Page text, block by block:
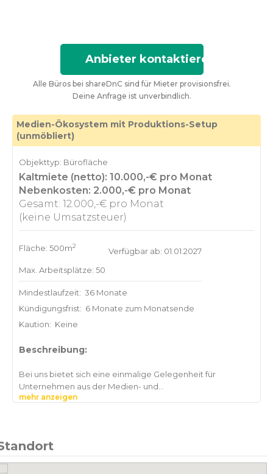
Anbieter kontaktieren
Alle Büros bei shareDnC sind für Mieter provisionsfrei.
Deine Anfrage ist unverbindlich.
Medien-Ökosystem mit Produktions-Setup
(unmöbliert)
Objekttyp: Bürofläche
Kaltmiete (netto): 10.000,-€ pro Monat
Nebenkosten: 2.000,-€ pro Monat
Gesamt: 12.000,-€ pro Monat
(keine Umsatzsteuer)
Fläche: 500m2
Max. Arbeitsplätze: 50
Verfügbar ab: 01.01.2027
Mindestlaufzeit: 36 Monate
Kündigungsfrist: 6 Monate zum Monatsende
Kaution: Keine
Beschreibung:
Bei uns bietet sich eine einmalige Gelegenheit für
Unternehmen aus der Medien- und
Kommunikationsbranche: Rund 500 m² Bürofläche in
Produktionseinheiten.
mehr anzeigen